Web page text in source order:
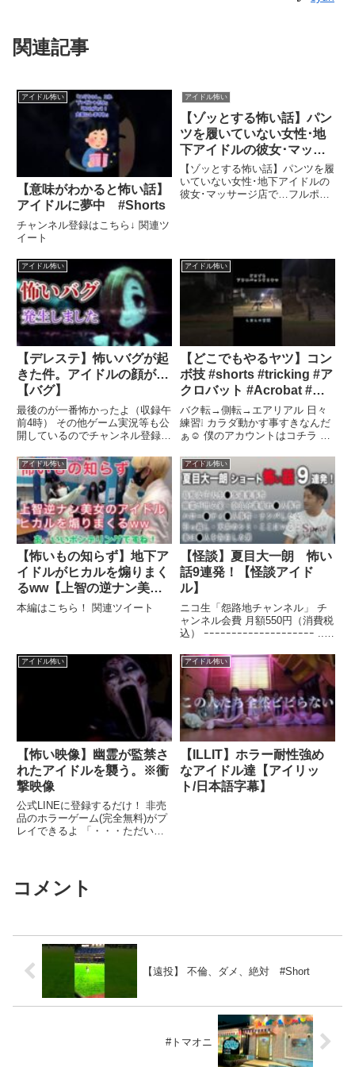
関連記事
アイドル怖い
【意味がわかると怖い話】
アイドルに夢中 #Shorts
チャンネル登録はこちら↓ 関連ツ
イート
アイドル怖い
【ゾッとする怖い話】パン
ツを履いていない女性･地
下アイドルの彼女･マッサ
ージ店で…フルポン村上に
は身の毛がよだつ結末が!?
千鳥驚愕の真相とは｜『チ
【ゾッとする怖い話】パンツを履
いていない女性･地下アイドルの
彼女･マッサージ店で…フルポン
アイドル怖い
【デレステ】怖いバグが起
きた件。アイドルの顔が…
【バグ】
最後のが一番怖かったよ（収録午
前4時） その他ゲーム実況等も公
開しているのでチャンネル登録よ
アイドル怖い
【どこでもやるヤツ】コン
ボ技 #shorts #tricking #ア
クロバット #Acrobat #ア
イドル #トリッキング #怖
い話 #バク転 #あたおか #
カップル
バク転→側転→エアリアル 日々
練習❕ カラダ動かす事すきなんだ
ぁ☺︎ 僕のアカウントはコチラ ツ
連ツイート
アイドル怖い
【怖いもの知らず】地下ア
イドルがヒカルを煽りまく
るww【上智の逆ナン美
女】
本編はこちら！ 関連ツイート
アイドル怖い
【怪談】夏目大一朗 怖い
話9連発！【怪談アイド
ル】
ニコ生「怨路地チャンネル」 チ
ャンネル会費 月額550円（消費税
込） ｰｰｰｰｰｰｰｰｰｰｰｰｰｰｰｰｰｰｰｰ ...
アイドル怖い
【怖い映像】幽霊が監禁さ
れたアイドルを襲う。※衝
撃映像
公式LINEに登録するだけ！ 非売
品のホラーゲーム(完全無料)がプ
レイできるよ 「・・・ただい
アイドル怖い
【ILLIT】ホラー耐性強め
なアイドル達【アイリッ
ト/日本語字幕】
コメント
【遠投】 不倫、ダメ、絶対 #Short
#トマオニ